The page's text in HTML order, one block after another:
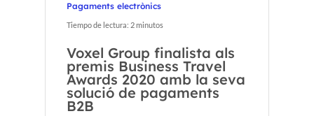
Pagaments electrònics
Tiempo de lectura: 2minutos
Voxel Group finalista als
premis Business Travel
Awards 2020 amb la seva
solució de pagaments
B2B